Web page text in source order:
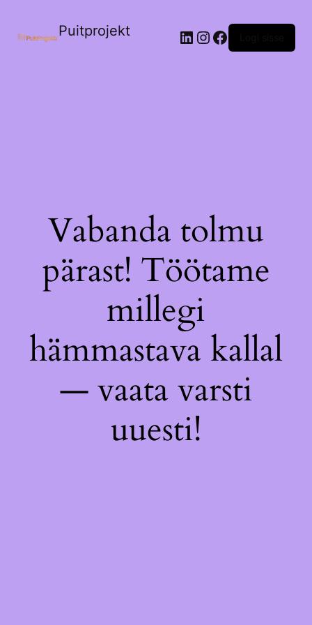
Puitprojekt LinkedIn
Instagram
Facebook
Vabanda tolmu
pärast! Töötame
millegi
hämmastava kallal
— vaata varsti
uuesti!